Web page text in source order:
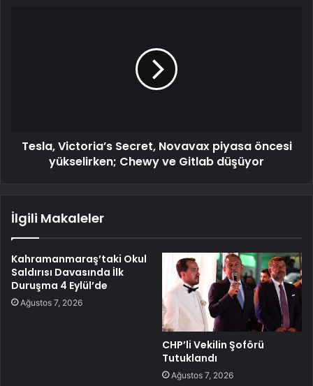
Tesla, Victoria’s Secret, Novavax piyasa öncesi
yükselirken; Chewy ve Gitlab düşüyor
İlgili Makaleler
Kahramanmaraş’taki Okul
Saldırısı Davasında İlk
Duruşma 4 Eylül’de
Ağustos 7, 2026
CHP’li Vekilin Şoförü
Tutuklandı
Ağustos 7, 2026